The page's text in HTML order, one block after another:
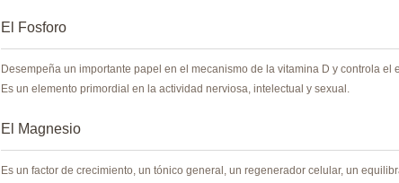
El Fosforo
Desempeña un importante papel en el mecanismo de la vitamina D y controla
Es un elemento primordial en la actividad nerviosa, intelectual y sexual.
El Magnesio
Es un factor de crecimiento, un tónico general, un regenerador celular, un